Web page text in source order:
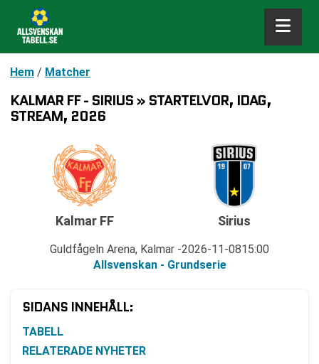
Hem / Matcher
KALMAR FF - SIRIUS » STARTELVOR, IDAG,
STREAM, 2026
Kalmar FF
Guldfågeln Arena, Kalmar 2026-11-0815:00
Allsvenskan - Grundserie
Sirius
SIDANS INNEHÅLL:
TABELL
RELATERADE NYHETER